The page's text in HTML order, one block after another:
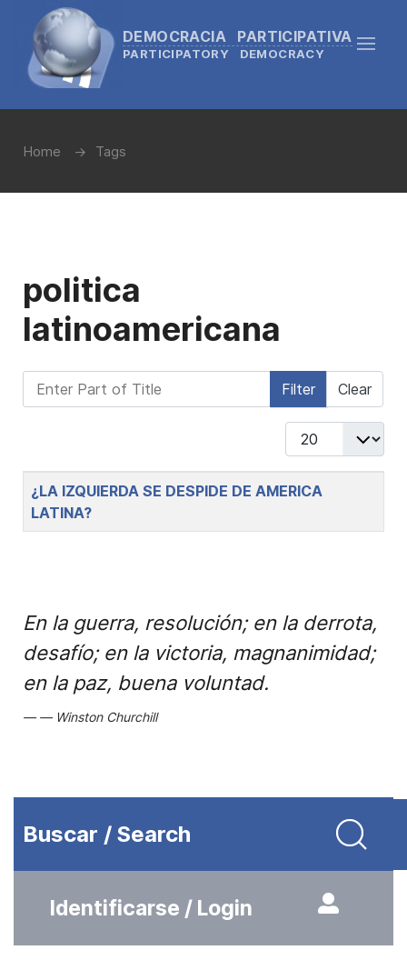
DEMOCRACIA PARTICIPATIVA
PARTICIPATORY DEMOCRACY
Home Tags
politica
latinoamericana
Enter Part of Title Filter Clear
Display #
Title
¿LA IZQUIERDA SE DESPIDE DE AMERICA
LATINA?
En la guerra, resolución; en la derrota,
desafío; en la victoria, magnanimidad;
en la paz, buena voluntad.
Winston Churchill
Buscar / Search
Identificarse / Login